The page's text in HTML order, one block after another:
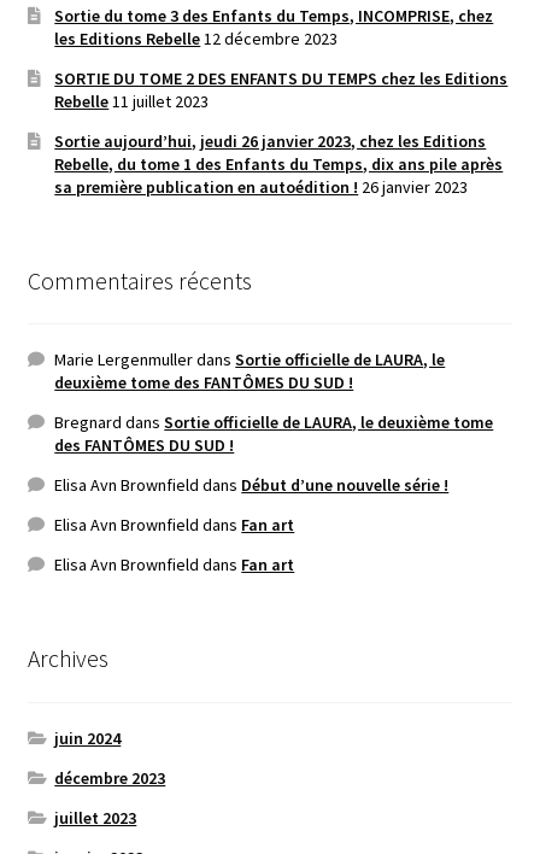
Sortie du tome 3 des Enfants du Temps, INCOMPRISE, chez
les Editions Rebelle12 décembre 2023
SORTIE DU TOME 2 DES ENFANTS DU TEMPS chez les Editions
Rebelle11 juillet 2023
Sortie aujourd’hui, jeudi 26 janvier 2023, chez les Editions
Rebelle, du tome 1 des Enfants du Temps, dix ans pile après
sa première publication en autoédition ! 26 janvier 2023
Commentaires récents
Marie LergenmullerdansSortie officielle de LAURA, le
deuxième tome des FANTÔMES DU SUD !
Bregnard dansSortie officielle de LAURA, le deuxième tome
des FANTÔMES DU SUD !
Elisa Avn Brownfield dans Début d’une nouvelle série !
Elisa Avn Brownfield dans Fan art
Elisa Avn Brownfield dans Fan art
Archives
juin 2024
décembre 2023
juillet 2023